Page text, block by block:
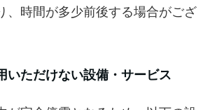
時間が多少前後する場合がござ
いただけない設備・サービス